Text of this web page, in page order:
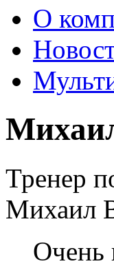
О
Тренер
Михаил
Очень